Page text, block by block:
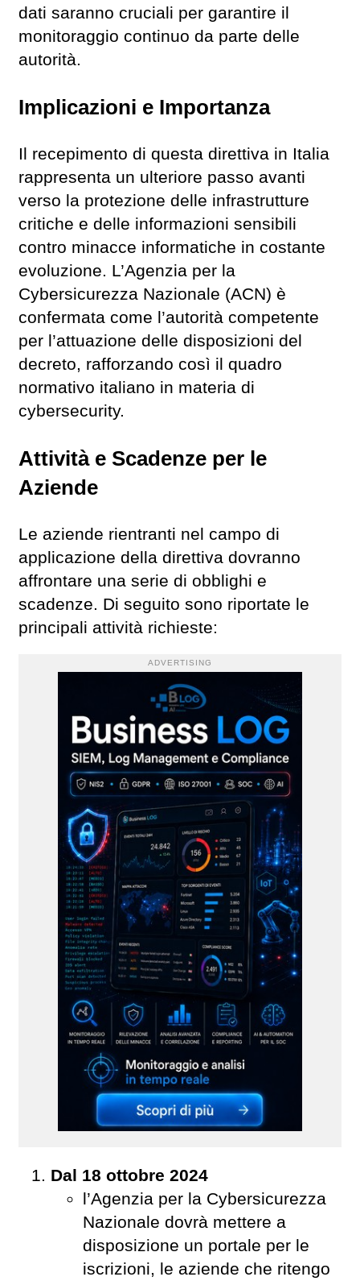
dati saranno cruciali per garantire il
monitoraggio continuo da parte delle
autorità.
Implicazioni e Importanza
Il recepimento di questa direttiva in Italia
rappresenta un ulteriore passo avanti
verso la protezione delle infrastrutture
critiche e delle informazioni sensibili
contro minacce informatiche in costante
evoluzione. L’Agenzia per la
Cybersicurezza Nazionale (ACN) è
confermata come l’autorità competente
per l’attuazione delle disposizioni del
decreto, rafforzando così il quadro
normativo italiano in materia di
cybersecurity.
Attività e Scadenze per le
Aziende
Le aziende rientranti nel campo di
applicazione della direttiva dovranno
affrontare una serie di obblighi e
scadenze. Di seguito sono riportate le
principali attività richieste:
ADVERTISING
Dal 18 ottobre 2024
l’Agenzia per la Cybersicurezza
Nazionale dovrà mettere a
disposizione un portale per le
iscrizioni, le aziende che ritengo